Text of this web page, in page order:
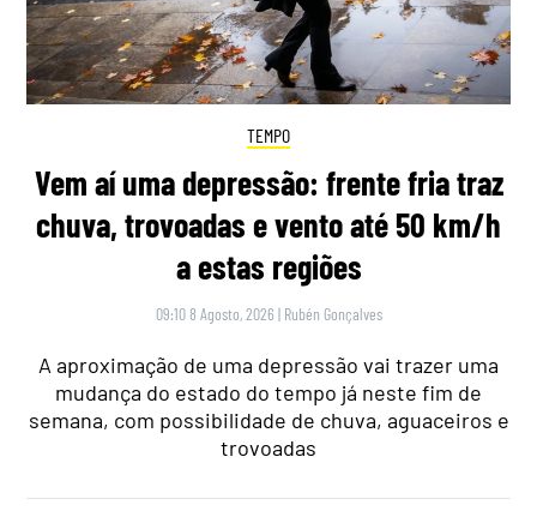
TEMPO
Vem aí uma depressão: frente fria traz
chuva, trovoadas e vento até 50 km/h
a estas regiões
09:10 8 Agosto, 2026 | Rubén Gonçalves
A aproximação de uma depressão vai trazer uma
mudança do estado do tempo já neste fim de
semana, com possibilidade de chuva, aguaceiros e
trovoadas